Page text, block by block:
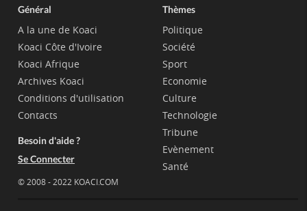
Général
A la une de Koaci
Koaci Côte d'Ivoire
Koaci Afrique
Archives Koaci
Conditions d'utilisation
Contacts
Besoin d'aide ?
Se Connecter
© 2008 - 2022 KOACI.COM
Thèmes
Politique
Société
Sport
Economie
Culture
Technologie
Tribune
Evènement
Santé